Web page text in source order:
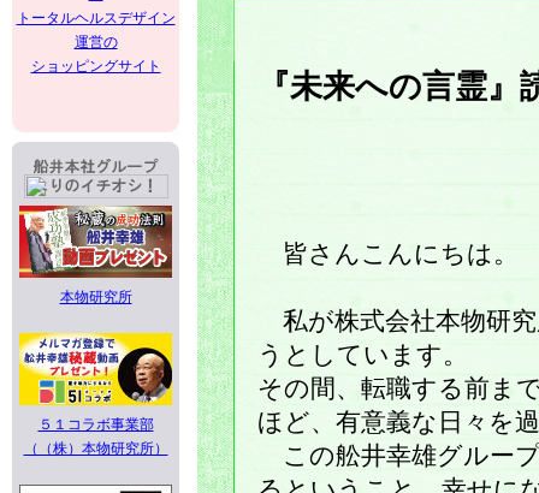
トータルヘルスデザイン
運営の
ショッピングサイト
本物研究所
５１コラボ事業部
（（株）本物研究所）
『未来への言霊
皆さんこんにちは。
私が株式会社本物研
うとしています。
その間、転職する前ま
ほど、有意義な日々を
この舩井幸雄グルー